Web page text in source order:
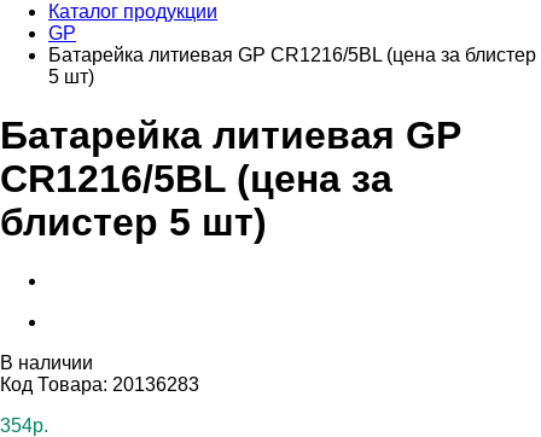
Каталог продукции
GP
Батарейка литиевая GP CR1216/5BL (цена за блистер
5 шт)
Батарейка литиевая GP
CR1216/5BL (цена за
блистер 5 шт)
В наличии
Код Товара: 20136283
354р.